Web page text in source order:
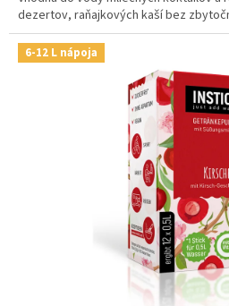
dezertov, raňajkových kaší bez
6-12 L nápoja